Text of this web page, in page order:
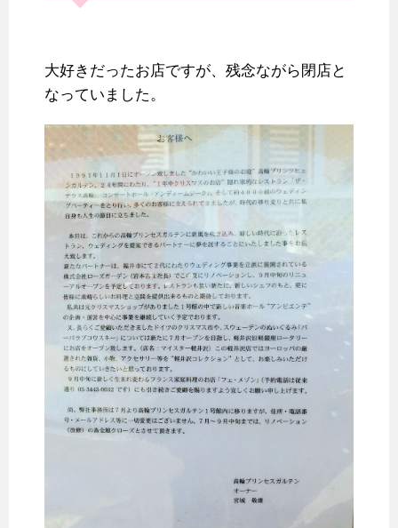
大好きだったお店ですが、残念ながら閉店と
なっていました。